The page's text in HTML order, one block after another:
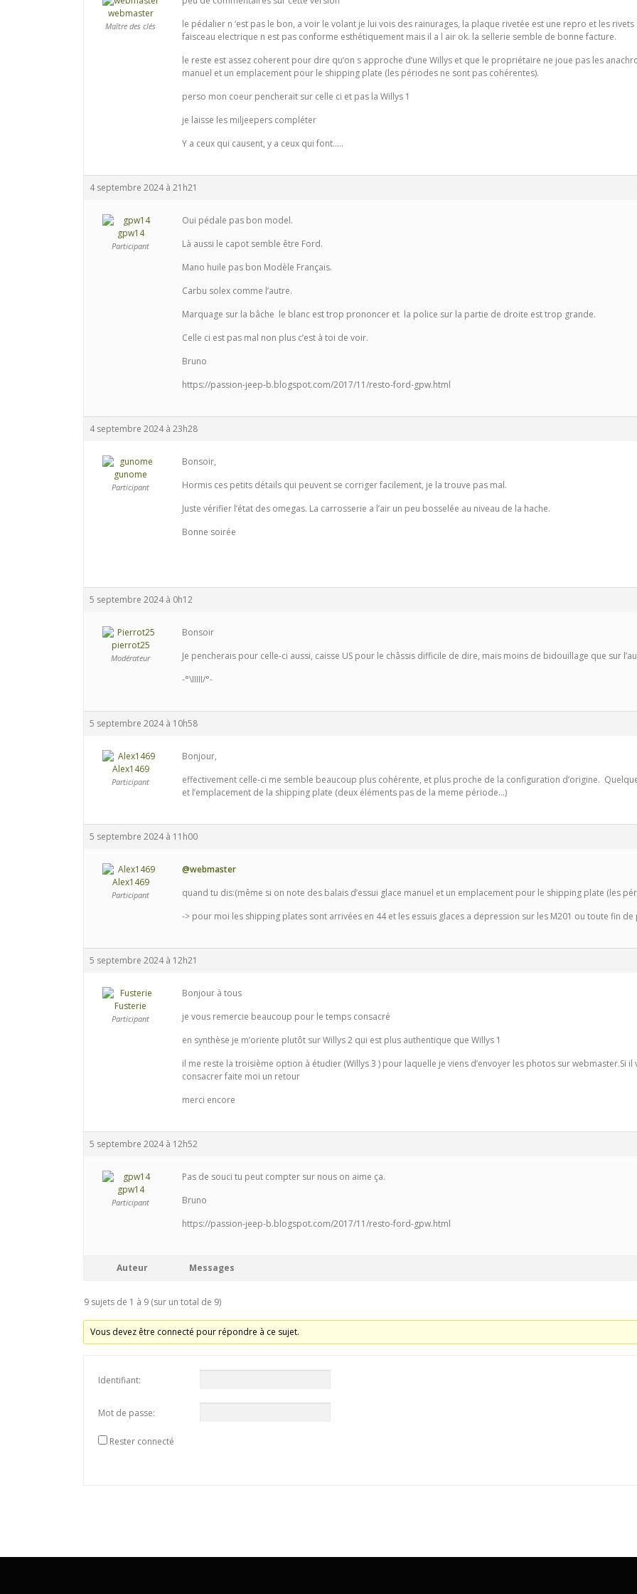
webmaster
Maître des clés
le pédalier n ‘est pas le bon, a voir le volant je lui vois des rainurages, la plaque rivetée est une repro et les
faisceau electrique n est pas conforme esthétiquement mais il a l air ok. la sellerie semble de bonne facture.
le reste est assez coherent pour dire qu’on s approche d’une Willys et que le propriétaire ne joue pas les
manuel et un emplacement pour le shipping plate (les périodes ne sont pas cohérentes).
perso mon coeur pencherait sur celle ci et pas la Willys 1
je laisse les miljeepers compléter
Y a ceux qui causent, y a ceux qui font.....
4 septembre 2024 à 21h21
gpw14
Participant
Oui pédale pas bon model.
Là aussi le capot semble être Ford.
Mano huile pas bon Modèle Français.
Carbu solex comme l’autre.
Marquage sur la bâche le blanc est trop prononcer et la police sur la partie de droite est trop grande.
Celle ci est pas mal non plus c’est à toi de voir.
Bruno
https://passion-jeep-b.blogspot.com/2017/11/resto-ford-gpw.html
4 septembre 2024 à 23h28
gunome
Participant
Bonsoir,
Hormis ces petits détails qui peuvent se corriger facilement, je la trouve pas mal.
Juste vérifier l’état des omegas. La carrosserie a l’air un peu bosselée au niveau de la hache.
Bonne soirée
5 septembre 2024 à 0h12
pierrot25
Modérateur
Bonsoir
Je pencherais pour celle-ci aussi, caisse US pour le châssis difficile de dire, mais moins de bidouillage que sur
-°\IIIII/°-
5 septembre 2024 à 10h58
Alex1469
Participant
Bonjour,
effectivement celle-ci me semble beaucoup plus cohérente, et plus proche de la configuration d’origine.
et l’emplacement de la shipping plate (deux éléments pas de la meme période…)
5 septembre 2024 à 11h00
Alex1469
Participant
@webmaster
quand tu dis:(même si on note des balais d’essui glace manuel et un emplacement pour le shipping plate (les
-> pour moi les shipping plates sont arrivées en 44 et les essuis glaces a depression sur les M201 ou toute fin
5 septembre 2024 à 12h21
Fusterie
Participant
Bonjour à tous
je vous remercie beaucoup pour le temps consacré
en synthèse je m’oriente plutôt sur Willys 2 qui est plus authentique que Willys 1
il me reste la troisième option à étudier (Willys 3 ) pour laquelle je viens d’envoyer les photos sur webmaster.Si
consacrer faite moi un retour
merci encore
5 septembre 2024 à 12h52
gpw14
Participant
Pas de souci tu peut compter sur nous on aime ça.
Bruno
https://passion-jeep-b.blogspot.com/2017/11/resto-ford-gpw.html
Auteur Messages
9 sujets de 1 à 9 (sur un total de 9)
Vous devez être connecté pour répondre à ce sujet.
Identifiant:
Mot de passe:
Rester connecté